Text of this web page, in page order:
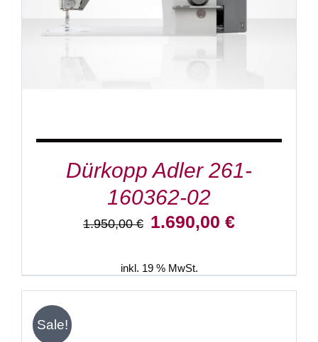
Dürkopp Adler 261-
160362-02
1.950,00€ Ursprünglicher
1.950,00 €
1.690,00 €Aktueller
inkl. 19 % MwSt.
Sale!